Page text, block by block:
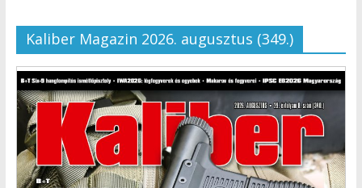
Kaliber Magazin 2026. augusztus (349.)